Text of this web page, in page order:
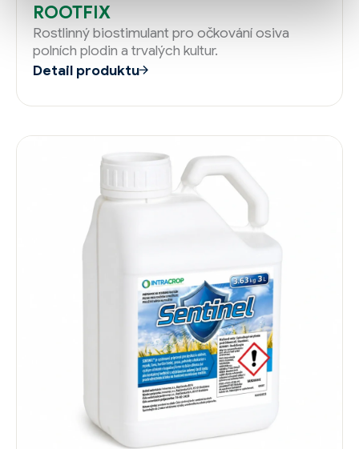
ROOTFIX
Rostlinný biostimulant pro očkování osiva
polních plodin a trvalých kultur.
Detail produktu